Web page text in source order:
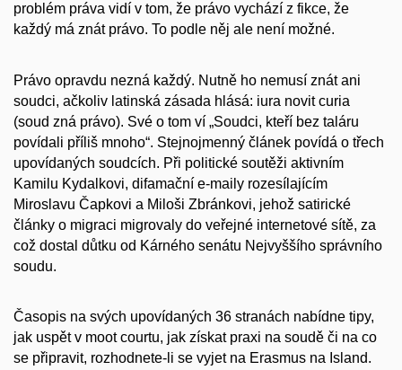
problém práva vidí v tom, že právo vychází z fikce, že
každý má znát právo. To podle něj ale není možné.
Právo opravdu nezná každý. Nutně ho nemusí znát ani
soudci, ačkoliv latinská zásada hlásá: iura novit curia
(soud zná právo). Své o tom ví „Soudci, kteří bez taláru
povídali příliš mnoho“. Stejnojmenný článek povídá o třech
upovídaných soudcích. Při politické soutěži aktivním
Kamilu Kydalkovi, difamační e-maily rozesílajícím
Miroslavu Čapkovi a Miloši Zbránkovi, jehož satirické
články o migraci migrovaly do veřejné internetové sítě, za
což dostal důtku od Kárného senátu Nejvyššího správního
soudu.
Časopis na svých upovídaných 36 stranách nabídne tipy,
jak uspět v moot courtu, jak získat praxi na soudě či na co
se připravit, rozhodnete-li se vyjet na Erasmus na Island.